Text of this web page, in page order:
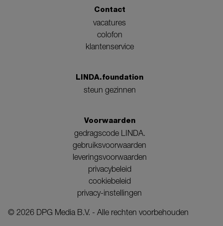
Contact
vacatures
colofon
klantenservice
LINDA.foundation
steun gezinnen
Voorwaarden
gedragscode LINDA.
gebruiksvoorwaarden
leveringsvoorwaarden
privacybeleid
cookiebeleid
privacy-instellingen
© 2026 DPG Media B.V. - Alle rechten voorbehouden